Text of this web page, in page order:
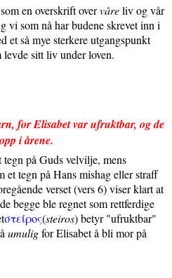
en overskrift overvåreliv og vår
vi som nå har budene skrevet inn i
et så mye sterkere utgangspunkt
levde sitt liv under loven.
for Elisabet var ufruktbar, og de
i årene.
tegn på Guds velvilje, mens
et tegn på Hans mishag eller straff
verset (vers 6) viser klart at
begge ble regnet som rettferdige
στειρος(steiros) betyr "ufruktbar"
umuligfor Elisabet å bli mor på